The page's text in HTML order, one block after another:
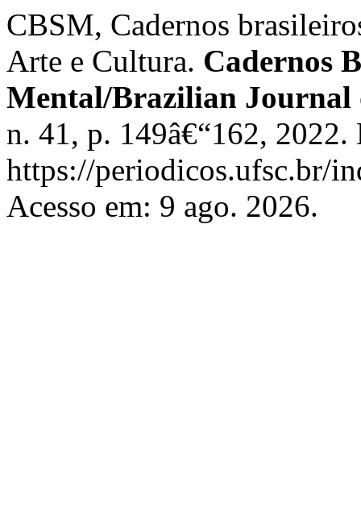
CBSM, Cadernos
Arte e Cultura. Cadernos
Mental/Brazilian Journal
n. 41, p. 149â€“162,
https://periodicos.ufsc.br/
Acesso em: 9 ago. 2026.